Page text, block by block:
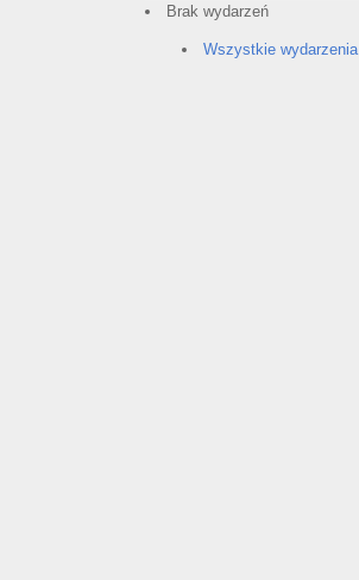
Brak wydarzeń
Wszystkie wydarzenia